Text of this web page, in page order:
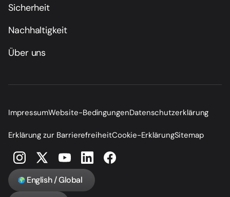
Sicherheit
Nachhaltigkeit
Über uns
ImpressumWebsite-BedingungenDatenschutzerklärung
Erklärung zur BarrierefreiheitCookie-ErklärungSitemap
English / Global